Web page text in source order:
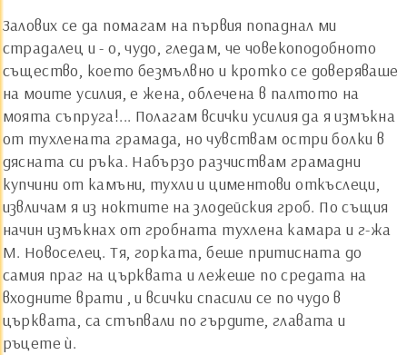
Залових се да помагам на първия попаднал ми
страдалец и - о, чудо, гледам, че човекоподобното
същество, което безмълвно и кротко се доверяваше
на моите усилия, е жена, облечена в палтото на
моята съпруга!... Полагам всички усилия да я измъкна
от тухлената грамада, но чувствам остри болки в
дясната си ръка. Набързо разчиствам грамадни
купчини от камъни, тухли и циментови откъслеци,
извличам я из ноктите на злодейския гроб. По същия
начин измъкнах от гробната тухлена камара и г-жа
М. Новоселец. Тя, горката, беше притисната до
самия праг на църквата и лежеше по средата на
входните врати , и всички спасили се по чудо в
църквата, са стъпвали по гърдите, главата и
ръцете ѝ.